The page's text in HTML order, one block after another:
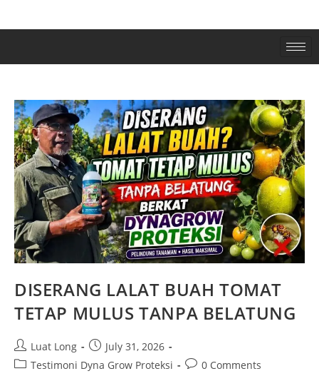
DISERANG LALAT BUAH TOMAT
TETAP MULUS TANPA BELATUNG
Luat Long
July 31, 2026
Testimoni Dyna Grow Proteksi
0 Comments